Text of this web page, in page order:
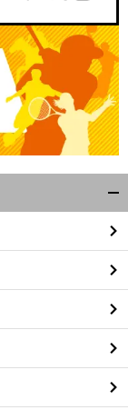
前
閉
る